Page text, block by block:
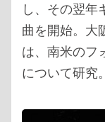
し、その翌年
曲を開始。大
は、南米のフ
について研究。